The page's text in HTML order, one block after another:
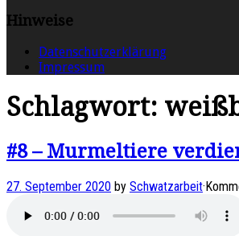
Hinweise
Datenschutzerklärung
Impressum
Schlagwort:
#8 – Murmeltiere
27. September 2020 by Schwatzarbeit·